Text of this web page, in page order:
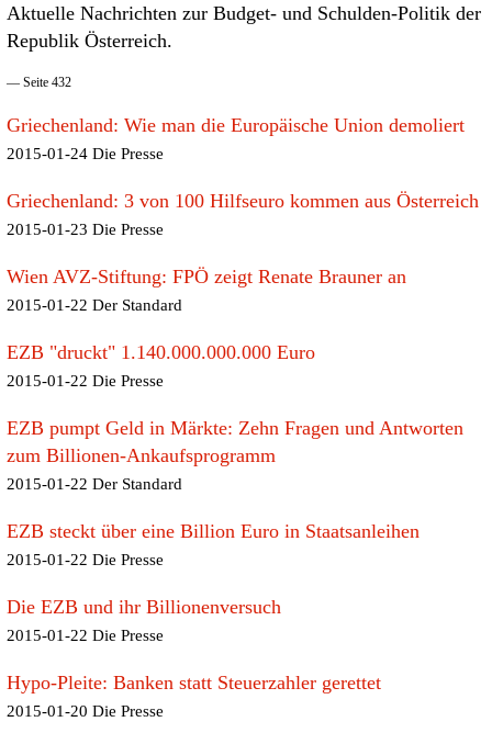
Aktuelle Nachrichten zur Budget- und Schulden-Politik der
Republik Österreich.
— Seite 432
Griechenland: Wie man die Europäische Union demoliert
2015-01-24 Die Presse
Griechenland: 3 von 100 Hilfseuro kommen aus Österreich
2015-01-23 Die Presse
Wien AVZ-Stiftung: FPÖ zeigt Renate Brauner an
2015-01-22 Der Standard
EZB "druckt" 1.140.000.000.000 Euro
2015-01-22 Die Presse
EZB pumpt Geld in Märkte: Zehn Fragen und Antworten
zum Billionen-Ankaufsprogramm
2015-01-22 Der Standard
EZB steckt über eine Billion Euro in Staatsanleihen
2015-01-22 Die Presse
Die EZB und ihr Billionenversuch
2015-01-22 Die Presse
Hypo-Pleite: Banken statt Steuerzahler gerettet
2015-01-20 Die Presse